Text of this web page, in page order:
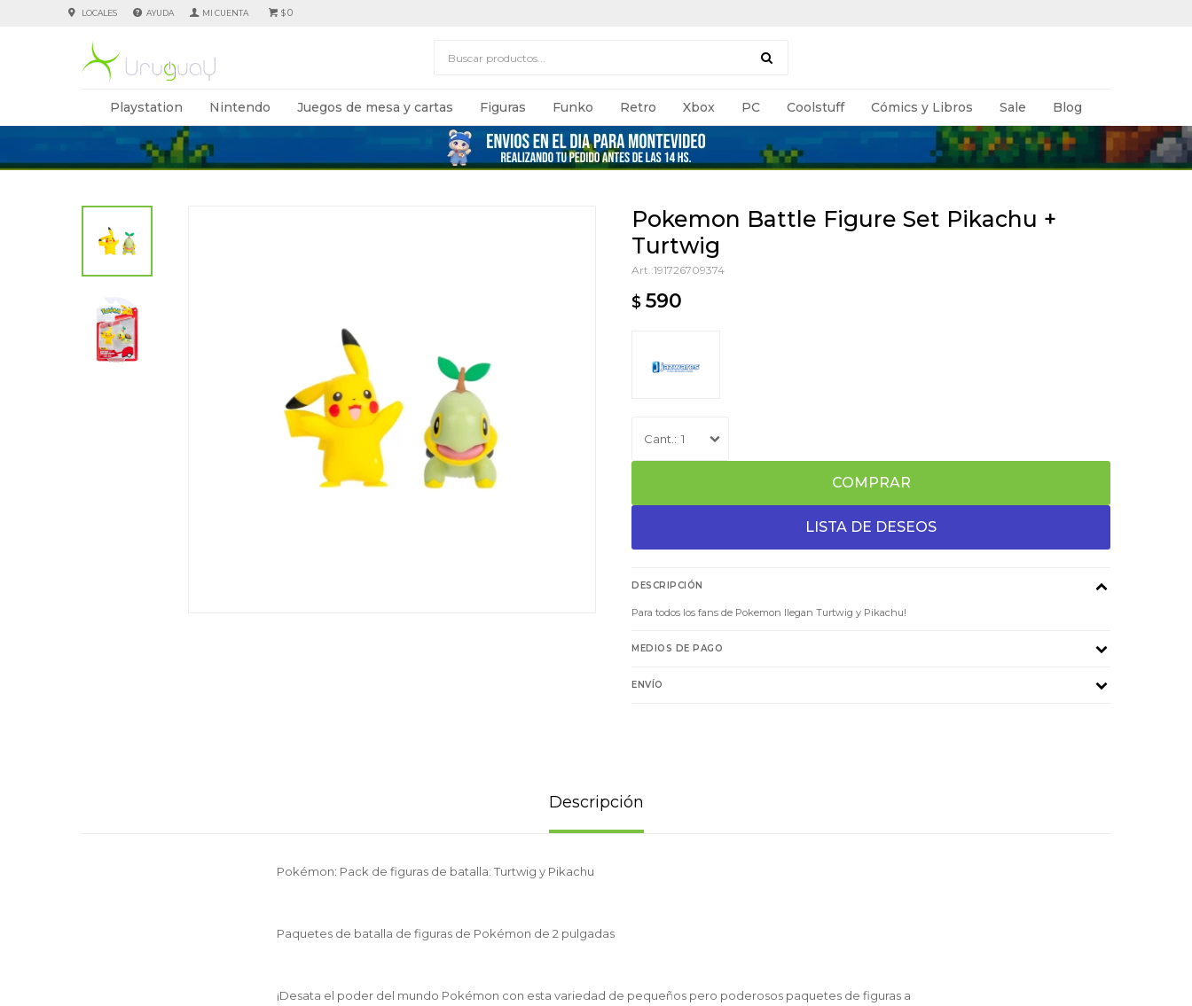
Playstation Nintendo Juegos de mesa y cartas Figuras Funko Retro Xbox PC Coolstuff Cómics y Libros Sale Blog
$0
LOCALES AYUDA
Pokemon Battle Figure Set Pikachu +
Turtwig
191726709374
$ 590
1
COMPRAR
DESCRIPCIÓN
Para todos los fans de Pokemon llegan Turtwig y Pikachu!
MEDIOS DE PAGO
ENVÍO
Descripción
Pokémon: Pack de figuras de batalla: Turtwig y Pikachu
Paquetes de batalla de figuras de Pokémon de 2 pulgadas
¡Desata el poder del mundo Pokémon con esta variedad de pequeños pero poderosos paquetes de figuras a